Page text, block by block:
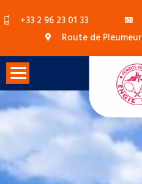
to
+33 2 96 23 01 33
Route de